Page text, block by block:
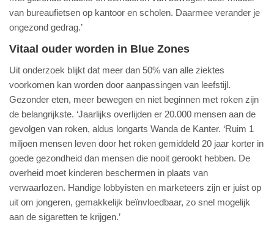
van bureaufietsen op kantoor en scholen. Daarmee verander je
ongezond gedrag.’
Vitaal ouder worden in Blue Zones
Uit onderzoek blijkt dat meer dan 50% van alle ziektes
voorkomen kan worden door aanpassingen van leefstijl.
Gezonder eten, meer bewegen en niet beginnen met roken zijn
de belangrijkste. ‘Jaarlijks overlijden er 20.000 mensen aan de
gevolgen van roken, aldus longarts Wanda de Kanter. ‘Ruim 1
miljoen mensen leven door het roken gemiddeld 20 jaar korter in
goede gezondheid dan mensen die nooit gerookt hebben. De
overheid moet kinderen beschermen in plaats van
verwaarlozen. Handige lobbyisten en marketeers zijn er juist op
uit om jongeren, gemakkelijk beïnvloedbaar, zo snel mogelijk
aan de sigaretten te krijgen.’